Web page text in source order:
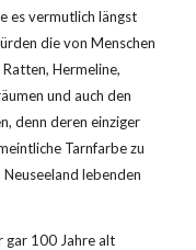
es vermutlich längst
die von Menschen
Hermeline,
und auch den
denn deren einziger
Tarnfarbe zu
lebenden
gar 100 Jahre alt